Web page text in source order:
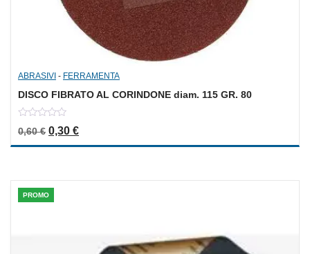
ABRASIVI - FERRAMENTA
DISCO FIBRATO AL CORINDONE diam. 115 GR. 80
out
of
0,60€ Il prezzo originale era: 0,60 €.
0,30 €Il prezzo attuale è: 0,30 €.
PROMO